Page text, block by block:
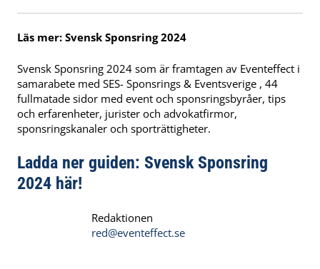
Läs mer: Svensk Sponsring 2024
Svensk Sponsring 2024 som är framtagen av Eventeffect i
samarabete med SES- Sponsrings & Eventsverige , 44
fullmatade sidor med event och sponsringsbyråer, tips
och erfarenheter, jurister och advokatfirmor,
sponsringskanaler och sporträttigheter.
Ladda ner guiden: Svensk Sponsring
2024 här!
Redaktionen
red@eventeffect.se